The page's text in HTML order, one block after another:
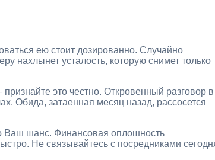
ею стоит дозированно. Случайно
нахлынет усталость, которую снимет только
это честно. Откровенный разговор в
Обида, затаенная месяц назад, рассосется
Ваш шанс. Финансовая оплошность
Не связывайтесь с посредниками